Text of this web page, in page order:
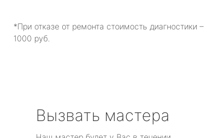
*При отказе от ремонта стоимость диагностики –
1000 руб.
Вызвать мастера